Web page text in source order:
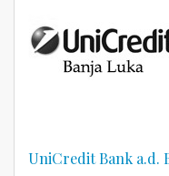
UniCredit Bank a.d.